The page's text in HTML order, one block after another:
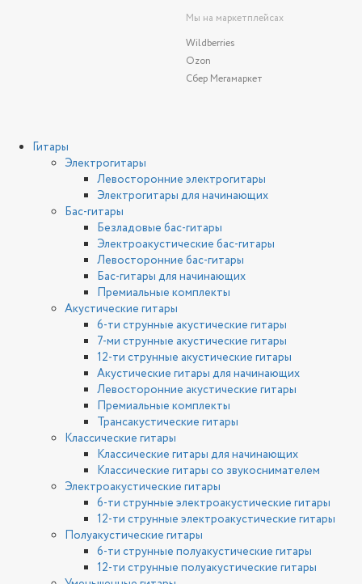
Мы на маркетплейсах
Wildberries
Ozon
Сбер Мегамаркет
Гитары
Электрогитары
Левосторонние электрогитары
Электрогитары для начинающих
Бас-гитары
Безладовые бас-гитары
Электроакустические бас-гитары
Левосторонние бас-гитары
Бас-гитары для начинающих
Премиальные комплекты
Акустические гитары
6-ти струнные акустические гитары
7-ми струнные акустические гитары
12-ти струнные акустические гитары
Акустические гитары для начинающих
Левосторонние акустические гитары
Премиальные комплекты
Трансакустические гитары
Классические гитары
Классические гитары для начинающих
Классические гитары со звукоснимателем
Электроакустические гитары
6-ти струнные электроакустические гитары
12-ти струнные электроакустические гитары
Полуакустические гитары
6-ти струнные полуакустические гитары
12-ти струнные полуакустические гитары